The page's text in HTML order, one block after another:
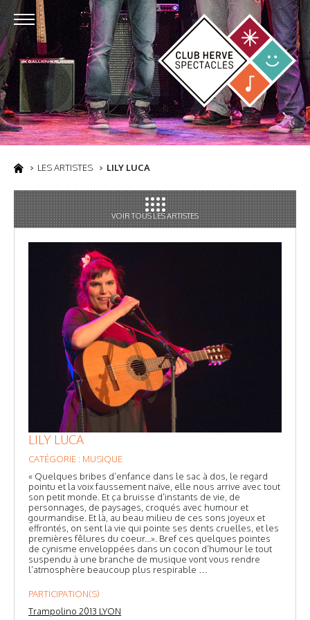
LES ARTISTES LILY LUCA
VOIR TOUS LES ARTISTES
LILY LUCA
CATÉGORIE : MUSIQUE
« Quelques bribes d’enfance dans le sac à dos, le regard
pointu et la voix faussement naïve, elle nous arrive avec tout
son petit monde. Et ça bruisse d’instants de vie, de
personnages, de paysages, croqués avec humour et
gourmandise. Et là, au beau milieu de ces sons joyeux et
effrontés, on sent la vie qui pointe ses dents cruelles, et les
premières fêlures du coeur...». Bref ces quelques pointes
de cynisme enveloppées dans un cocon d’humour le tout
suspendu à une branche de musique vont vous rendre
l’atmosphère beaucoup plus respirable …
PARTICIPATION(S)
Trampolino 2013 LYON